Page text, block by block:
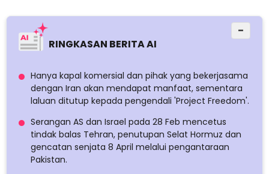
RINGKASAN BERITA AI
−
Hanya kapal komersial dan pihak yang bekerjasama
dengan Iran akan mendapat manfaat, sementara
laluan ditutup kepada pengendali 'Project Freedom'.
Serangan AS dan Israel pada 28 Feb mencetus
tindak balas Tehran, penutupan Selat Hormuz dan
gencatan senjata 8 April melalui pengantaraan
Pakistan.